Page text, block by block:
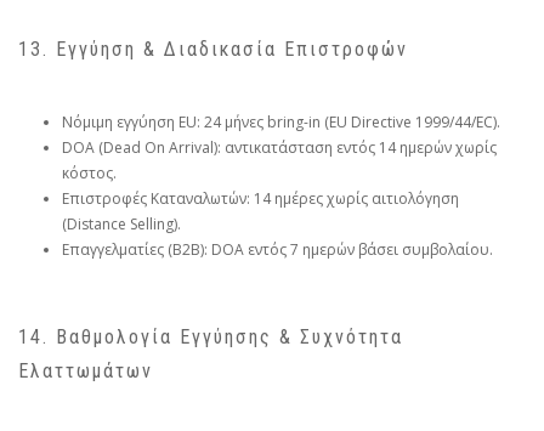
13. Εγγύηση & Διαδικασία Επιστροφών
Νόμιμη εγγύηση EU: 24 μήνες bring-in (EU Directive 1999/44/EC).
DOA (Dead On Arrival): αντικατάσταση εντός 14 ημερών χωρίς
κόστος.
Επιστροφές Καταναλωτών: 14 ημέρες χωρίς αιτιολόγηση
(Distance Selling).
Επαγγελματίες (B2B): DOA εντός 7 ημερών βάσει συμβολαίου.
14. Βαθμολογία Εγγύησης & Συχνότητα
Ελαττωμάτων